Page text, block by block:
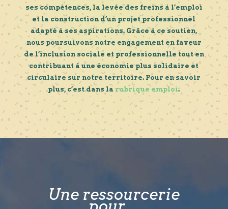
ses compétences, la levée des freins à l’emploi
et la construction d’un projet professionnel
adapté à ses aspirations. Grâce à ce soutien,
nous poursuivons notre engagement en faveur
de l’inclusion sociale et professionnelle tout en
contribuant à une économie plus solidaire et
circulaire sur notre territoire. Pour en savoir
plus, c’est dans la rubrique emploi.
Une ressourcerie